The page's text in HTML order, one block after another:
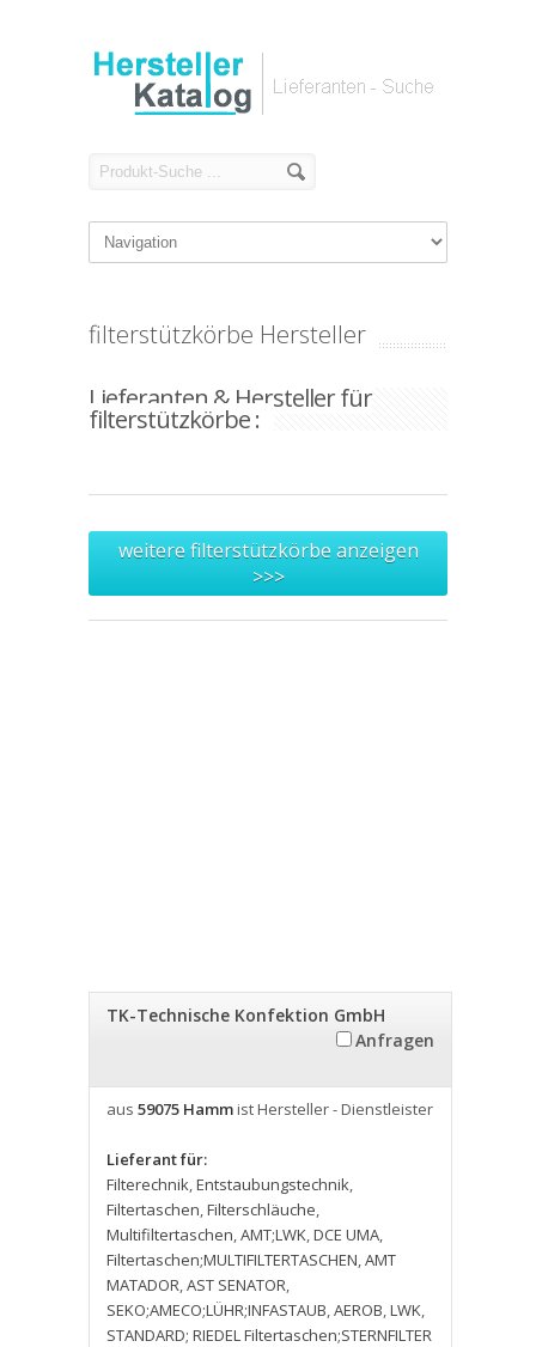
filterstützkörbe Hersteller
Lieferanten & Hersteller für
filterstützkörbe :
weitere filterstützkörbe anzeigen
>>>
TK-Technische Konfektion GmbH
Anfragen
aus 59075 Hammist Hersteller - Dienstleister
Lieferant für:
Filterechnik,Entstaubungstechnik,
Filtertaschen,Filterschläuche,
Multifiltertaschen,AMT;LWK,DCE UMA,
Filtertaschen;MULTIFILTERTASCHEN,AMT
MATADOR,AST SENATOR,
SEKO;AMECO;LÜHR;INFASTAUB,AEROB,LWK,
STANDARD; RIEDEL Filtertaschen;STERNFILTER